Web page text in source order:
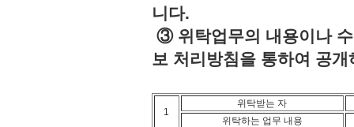
니다.
③ 위탁업무의 내용이나
보 처리방침을 통하여 공
1
위탁받는 자
위탁하는 업무 내용